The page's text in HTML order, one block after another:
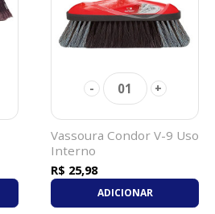
- 01 +
Vassoura Condor V-9 Uso
Interno
R$ 25,98
ADICIONAR